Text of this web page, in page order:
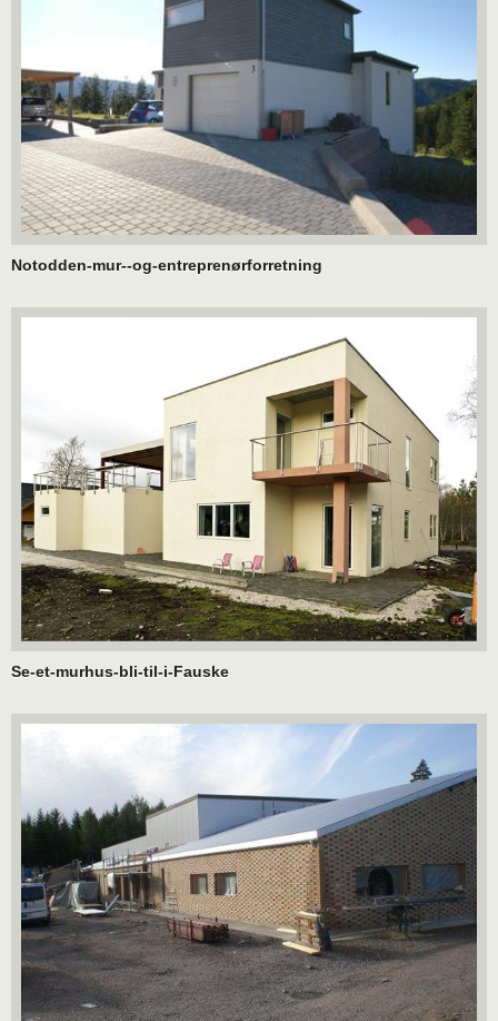
Notodden-mur--og-entreprenørforretning
Se-et-murhus-bli-til-i-Fauske